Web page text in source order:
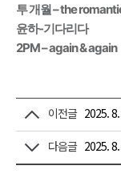
투 개월 – the
윤하-기다리다
2PM – again & again
이전글 2025.
다음글 2025.